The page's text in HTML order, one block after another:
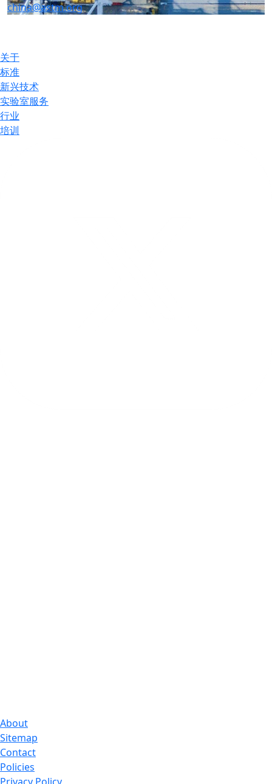
china@astm.org
关于
标准
新兴技术
实验室服务
行业
培训
About
Sitemap
Contact
Policies